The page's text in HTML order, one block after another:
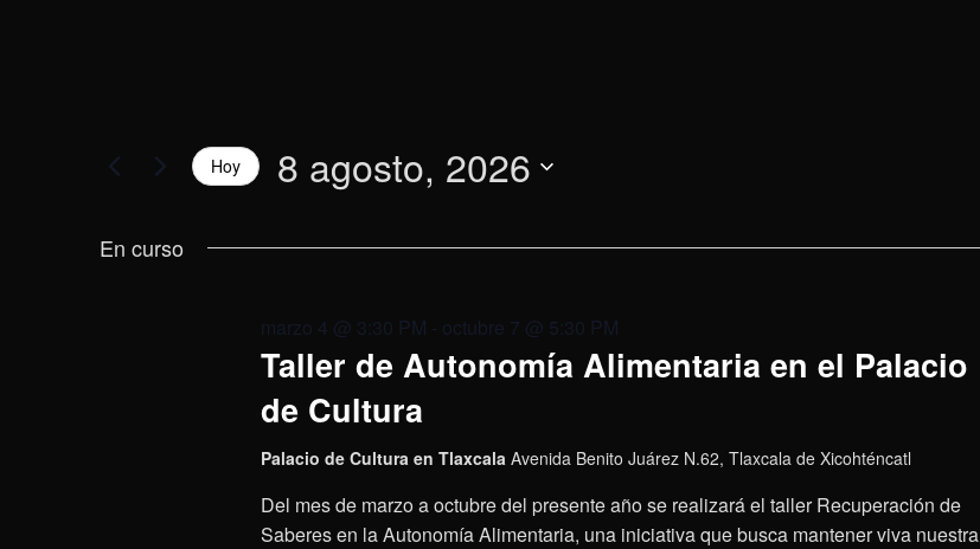
Hoy 8 agosto, 2026
fecha.
En curso
Taller de Autonomía Alimentaria en el Palacio
de Cultura
marzo 4 @ 3:30 PM - octubre 7 @ 5:30 PM
Palacio de Cultura en Tlaxcala Avenida Benito Juárez N.62, Tlaxcala de Xicohténcatl
Del mes de marzo a octubre del presente año se realizará el taller Recuperación de
Saberes en la Autonomía Alimentaria, una iniciativa que busca mantener viva nuestra